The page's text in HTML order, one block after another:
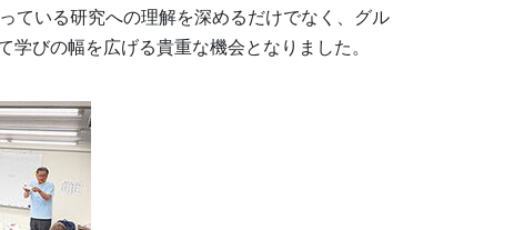
ている研究への理解を深めるだけでなく、グル
びの幅を広げる貴重な機会となりました。